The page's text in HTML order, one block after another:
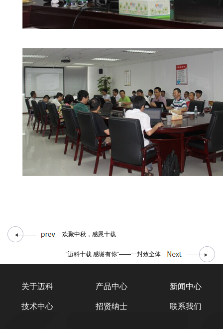
欢聚中秋，感恩十载
“迈科十载 感谢有你”——一封致全体
关于迈科 产品中心 新闻中心
技术中心 招贤纳士 联系我们